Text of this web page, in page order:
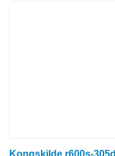
Kongskilde r600s-305d